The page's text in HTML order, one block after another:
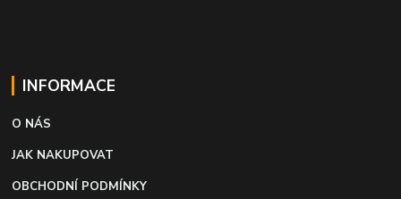
INFORMACE
O NÁS
JAK NAKUPOVAT
OBCHODNÍ PODMÍNKY